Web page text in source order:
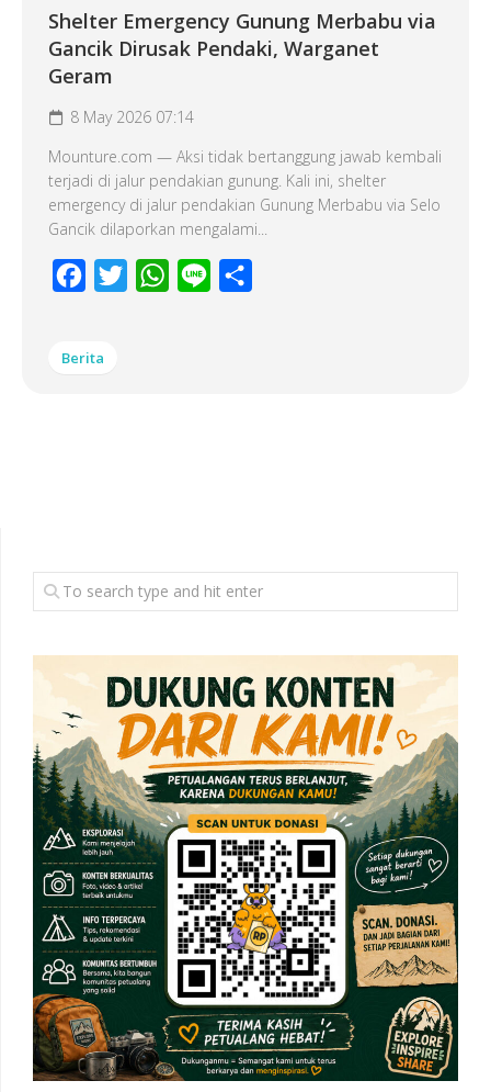
Shelter Emergency Gunung Merbabu via
Gancik Dirusak Pendaki, Warganet
Geram
8 May 2026 07:14
Mounture.com — Aksi tidak bertanggung jawab kembali
terjadi di jalur pendakian gunung. Kali ini, shelter
emergency di jalur pendakian Gunung Merbabu via Selo
Gancik dilaporkan mengalami...
Facebook
Twitter WhatsApp
Line
Berita